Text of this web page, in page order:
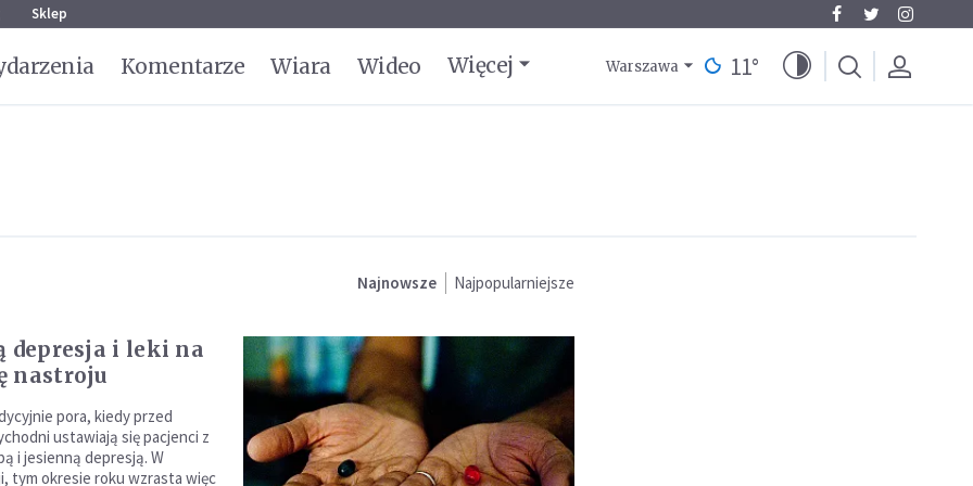
Sklep
Komentarze Wiara Wideo Więcej Warszawa 11°
Najnowsze Najpopularniejsze
depresja i leki na
nastroju
pora, kiedy przed
ustawiają się pacjenci z
i jesienną depresją. W
tym okresie roku wzrasta więc